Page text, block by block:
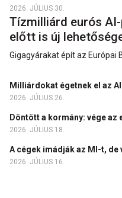
2026. JÚLIUS 30.
Tízmilliárd eurós
előtt is új
Gigagyárakat épít az Európai
Milliárdokat égetnek el az
2026. JÚLIUS 26.
Döntött a kormány: vége
2026. JÚLIUS 18.
A cégek imádják az MI-t, de
2026. JÚLIUS 16.